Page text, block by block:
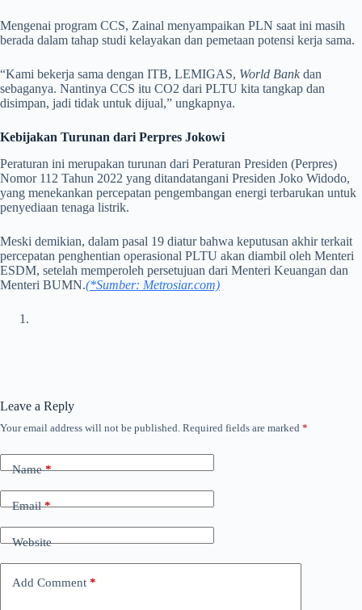
Mengenai program CCS, Zainal menyampaikan PLN saat ini masih
berada dalam tahap studi kelayakan dan pemetaan potensi kerja sama.
“Kami bekerja sama dengan ITB, LEMIGAS, World Bank dan
sebaganya. Nantinya CCS itu CO2 dari PLTU kita tangkap dan
disimpan, jadi tidak untuk dijual,” ungkapnya.
Kebijakan Turunan dari Perpres Jokowi
Peraturan ini merupakan turunan dari Peraturan Presiden (Perpres)
Nomor 112 Tahun 2022 yang ditandatangani Presiden Joko Widodo,
yang menekankan percepatan pengembangan energi terbarukan untuk
penyediaan tenaga listrik.
Meski demikian, dalam pasal 19 diatur bahwa keputusan akhir terkait
percepatan penghentian operasional PLTU akan diambil oleh Menteri
ESDM, setelah memperoleh persetujuan dari Menteri Keuangan dan
Menteri BUMN.(*Sumber: Metrosiar.com)
Leave a Reply
Your email address will not be published. Required fields are marked *
Name*
Email*
Website
Add Comment *